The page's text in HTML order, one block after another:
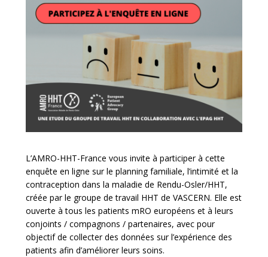
L’AMRO-HHT-France vous invite à participer à cette
enquête en ligne sur le planning familiale, l’intimité et la
contraception dans la maladie de Rendu-Osler/HHT,
créée par le groupe de travail HHT de VASCERN. Elle est
ouverte à tous les patients mRO européens et à leurs
conjoints / compagnons / partenaires, avec pour
objectif de collecter des données sur l’expérience des
patients afin d’améliorer leurs soins.